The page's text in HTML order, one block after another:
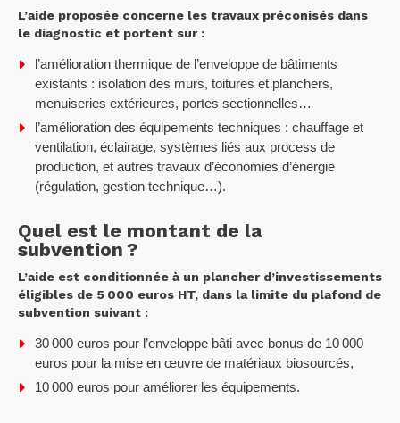
L’aide proposée concerne les travaux préconisés dans
le diagnostic et portent sur :
l’amélioration thermique de l’enveloppe de bâtiments
existants : isolation des murs, toitures et planchers,
menuiseries extérieures, portes sectionnelles…
l’amélioration des équipements techniques : chauffage et
ventilation, éclairage, systèmes liés aux process de
production, et autres travaux d’économies d’énergie
(régulation, gestion technique…).
Quel est le montant de la
subvention ?
L’aide est conditionnée à un plancher d’investissements
éligibles de 5 000 euros HT, dans la limite du plafond de
subvention suivant :
30 000 euros pour l’enveloppe bâti avec bonus de 10 000
euros pour la mise en œuvre de matériaux biosourcés,
10 000 euros pour améliorer les équipements.